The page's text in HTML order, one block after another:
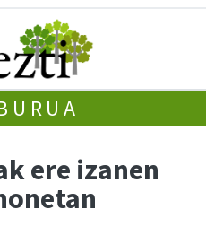
ere izanen